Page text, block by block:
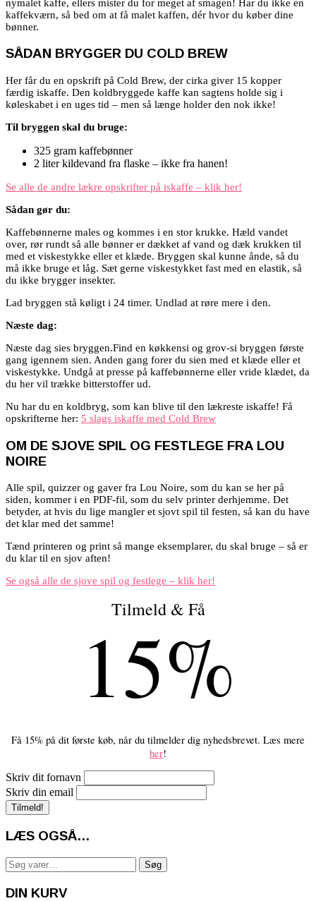
nymalet kaffe, ellers mister du for meget af smagen! Har du ikke en
kaffekværn, så bed om at få malet kaffen, dér hvor du køber dine
bønner.
SÅDAN BRYGGER DU COLD BREW
Her får du en opskrift på Cold Brew, der cirka giver 15 kopper
færdig iskaffe. Den koldbryggede kaffe kan sagtens holde sig i
køleskabet i en uges tid – men så længe holder den nok ikke!
Til bryggen skal du bruge:
325 gram kaffebønner
2 liter kildevand fra flaske – ikke fra hanen!
Se alle de andre lækre opskrifter på iskaffe – klik her!
Sådan gør du:
Kaffebønnerne males og kommes i en stor krukke. Hæld vandet
over, rør rundt så alle bønner er dækket af vand og dæk krukken til
med et viskestykke eller et klæde. Bryggen skal kunne ånde, så du
må ikke bruge et låg. Sæt gerne viskestykket fast med en elastik, så
du ikke brygger insekter.
Lad bryggen stå køligt i 24 timer. Undlad at røre mere i den.
Næste dag:
Næste dag sies bryggen.Find en køkkensi og grov-si bryggen første
gang igennem sien. Anden gang forer du sien med et klæde eller et
viskestykke. Undgå at presse på kaffebønnerne eller vride klædet, da
du her vil trække bitterstoffer ud.
Nu har du en koldbryg, som kan blive til den lækreste iskaffe! Få
opskrifterne her: 5 slags iskaffe med Cold Brew
OM DE SJOVE SPIL OG FESTLEGE FRA LOU
NOIRE
Alle spil, quizzer og gaver fra Lou Noire, som du kan se her på
siden, kommer i en PDF-fil, som du selv printer derhjemme. Det
betyder, at hvis du lige mangler et sjovt spil til festen, så kan du have
det klar med det samme!
Tænd printeren og print så mange eksemplarer, du skal bruge – så er
du klar til en sjov aften!
Se også alle de sjove spil og festlege – klik her!
Tilmeld & Få
15%
Få 15% på dit første køb, når du tilmelder dig nyhedsbrevet. Læs mere
her!
Skriv dit fornavn
Skriv din email
LÆS OGSÅ…
Søg
efter:
Søg
DIN KURV